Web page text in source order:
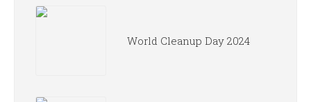
World Cleanup Day 2024